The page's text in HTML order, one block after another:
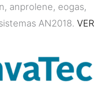
anprolene, eogas,
AN2018. VER